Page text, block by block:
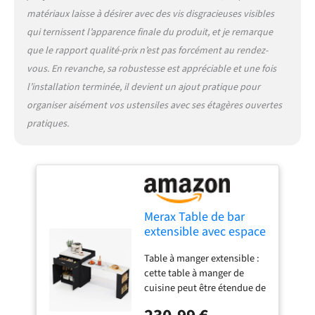
cuisine. Espace de
rangement extra large : cet
îlot de cuisine autoportant
dispose d'armoires avec
étagères réglables, de deux
compartiments de
rangement et d'un tiroir de
chaque côté pour ranger la
casseroles, des poêles et des
ingrédients dans les
armoires. Une étagère
ouverte sur le côté permet
un accès facile aux pots à
de cuisine sont clairement
triés, utilisables
efficacement et la cuisine
matériaux laisse à désirer avec des vis disgracieuses visibles
qui ternissent l’apparence finale du produit, et je remarque
que le rapport qualité-prix n’est pas forcément au rendez-
vous. En revanche, sa robustesse est appréciable et une fois
l’installation terminée, il devient un ajout pratique pour
organiser aisément vos ustensiles avec ses étagères ouvertes
pratiques.
Merax Table de bar
extensible avec espace
cuisine avec roulettes,
prise, armoire de
rangement, tiroirs,
étagère à épices,
Table à manger extensible :
cette table à manger de
cuisine peut être étendue de